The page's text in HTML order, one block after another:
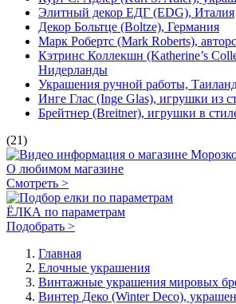
Элитный декор ЕДГ (EDG), Италия
Декор Больтце (Boltze), Германия
Марк Робертс (Mark Roberts),
Кэтринс Коллекшн (Katherine’s
Нидерланды
Украшения ручной работы,
Инге Глас (Inge Glas), игрушки из
Брейтнер (Breitner), игрушки в
(21)
О любимом магазине
Смотреть >
ЁЛКА по параметрам
Подобрать >
Главная
Елочные украшения
Винтажные украшения мировых
Винтер Деко (Winter Deco),